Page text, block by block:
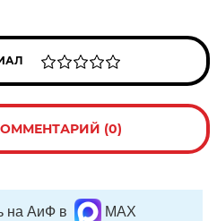
(0)
на АиФ в MAX